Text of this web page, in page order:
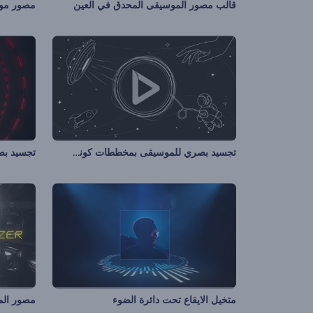
قالب مصور الموسيقى المحدق في العين مصور
تجسيد بصري للموسيقى بمخططات كونية تجسيد
متخيل الايقاع تحت دائرة الضوء مصور